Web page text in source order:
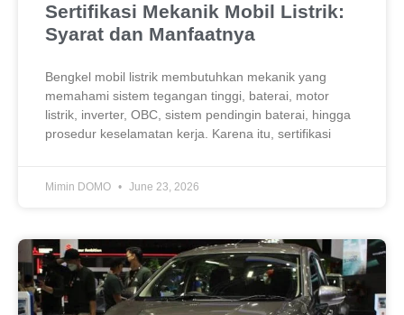
Sertifikasi Mekanik Mobil Listrik:
Syarat dan Manfaatnya
Bengkel mobil listrik membutuhkan mekanik yang
memahami sistem tegangan tinggi, baterai, motor
listrik, inverter, OBC, sistem pendingin baterai, hingga
prosedur keselamatan kerja. Karena itu, sertifikasi
Mimin DOMO June 23, 2026